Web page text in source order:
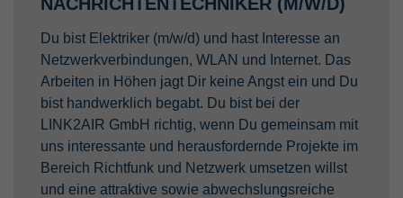
Du bist Elektriker (m/w/d) und hast Interesse an
Netzwerkverbindungen, WLAN und Internet. Das
Arbeiten in Höhen jagt Dir keine Angst ein und Du
bist handwerklich begabt. Du bist bei der
LINK2AIR GmbH richtig, wenn Du gemeinsam mit
uns interessante und herausfordernde Projekte im
Bereich Richtfunk und Netzwerk umsetzen willst
und eine attraktive sowie abwechslungsreiche